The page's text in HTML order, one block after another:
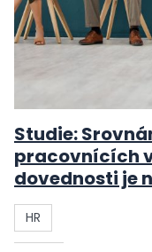
Studie:
pracovnících
dovednosti je
HR